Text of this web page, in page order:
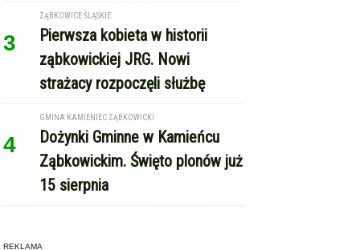
3
ZĄBKOWICE ŚLĄSKIE
Pierwsza kobieta w historii
ząbkowickiej JRG. Nowi
strażacy rozpoczęli służbę
4
GMINA KAMIENIEC ZĄBKOWICKI
Dożynki Gminne w Kamieńcu
Ząbkowickim. Święto plonów już
15 sierpnia
REKLAMA